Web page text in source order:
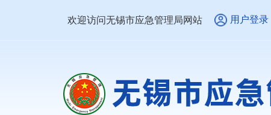
欢迎访问无锡市应急管理局网站 用户登录